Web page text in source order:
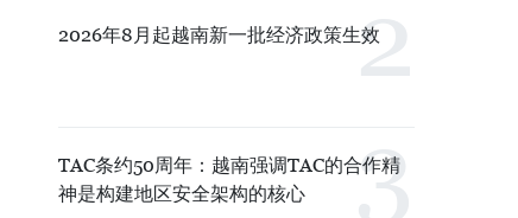
2026年8月起越南新一批经济政策生效
TAC条约50周年：越南强调TAC的合作精
神是构建地区安全架构的核心